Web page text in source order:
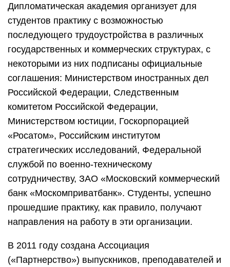
Дипломатическая академия организует для
студентов практику с возможностью
последующего трудоустройства в различных
государственных и коммерческих структурах, с
некоторыми из них подписаны официальные
соглашения: Министерством иностранных дел
Российской Федерации, Следственным
комитетом Российской Федерации,
Министерством юстиции, Госкорпорацией
«Росатом», Российским институтом
стратегических исследований, Федеральной
службой по военно-техническому
сотрудничеству, ЗАО «Московский коммерческий
банк «Москомприватбанк». Студенты, успешно
прошедшие практику, как правило, получают
направления на работу в эти организации.
В 2011 году создана Ассоциация
(«Партнерство») выпускников, преподавателей и